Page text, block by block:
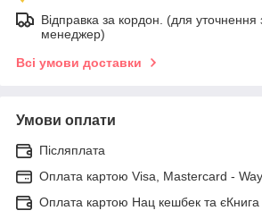
Відправка за кордон. (для
менеджер)
Всі умови доставки
Умови оплати
Післяплата
Оплата картою Visa, Mastercard -
Оплата картою Нац кешбек та